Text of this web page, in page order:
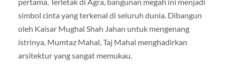
simbol cinta yang terkenal di seluruh dunia. Dibangun
oleh Kaisar Mughal Shah Jahan untuk mengenang
istrinya, Mumtaz Mahal, Taj Mahal menghadirkan
arsitektur yang sangat memukau.